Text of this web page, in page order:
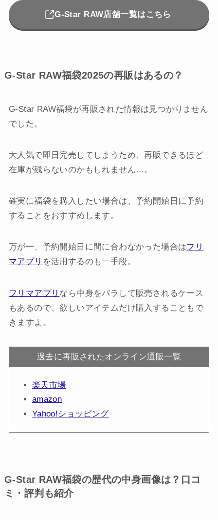
G-Star RAW店舗一覧はこちら
G-Star RAW福袋2025の再販はあるの？
G-Star RAW福袋が再販された情報は見つかりません
でした。
大人気で即日完売してしまうため、再販できるほど
在庫が残らないのかもしれません…。
確実に福袋を購入したい場合は、予約開始日に予約
することをおすすめします。
万が一、予約開始日に間に合わなかった場合はフリ
マアプリ を活用するのも一手段。
フリマアプリ なら中身をバラして販売されるケース
もあるので、欲しいアイテムだけ購入することもで
きますよ。
過去に再販されたオンライン通販一覧
楽天市場
amazon
Yahoo!ショッピング
G-Star RAW福袋の歴代の中身画像は？口コ
ミ・評判も紹介